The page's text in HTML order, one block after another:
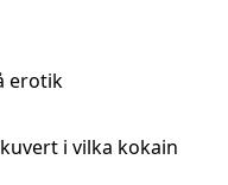
erotik
i vilka kokain